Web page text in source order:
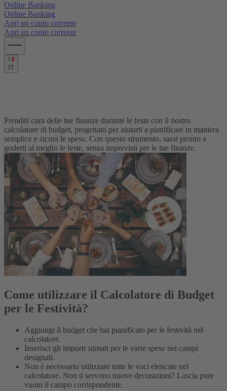
Online Banking
Online Banking
Apri un conto corrente
Apri un conto corrente
IT
Prenditi cura delle tue finanze durante le feste con il nostro
calcolatore di budget, progettato per aiutarti a pianificare in maniera
semplice e sicura le spese. Con questo strumento, sarai pronto a
goderti al meglio le feste, senza imprevisti per le tue finanze.
Come utilizzare il Calcolatore di Budget
per le Festività?
Aggiungi il budget che hai pianificato per le festività nel
calcolatore.
Inserisci gli importi stimati per le varie spese nei campi
designati.
Non è necessario utilizzare tutte le voci elencate nel
calcolatore. Non ti servono nuove decorazioni? Lascia pure
vuoto il campo corrispondente.